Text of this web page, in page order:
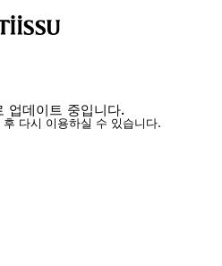
업데이트 중입니다.
다시 이용하실 수 있습니다.